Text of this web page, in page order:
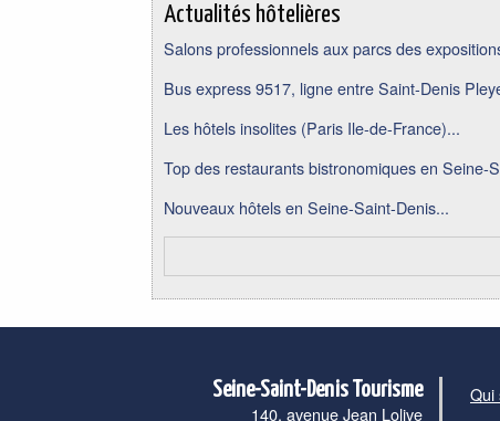
Actualités hôtelières
Salons professionnels aux parcs des
Bus express 9517, ligne entre Saint-Denis
Les hôtels insolites (Paris Ile-de-France)...
Top des restaurants bistronomiques en Seine-
Nouveaux hôtels en Seine-Saint-Denis...
Seine-Saint-Denis Tourisme
140, avenue Jean Lolive
Qui